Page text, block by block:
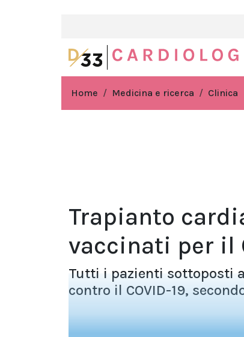
Home Medicina e ricerca Clinica
Trapianto
vaccinati per il
Tutti i pazienti sottoposti
contro il COVID-19,